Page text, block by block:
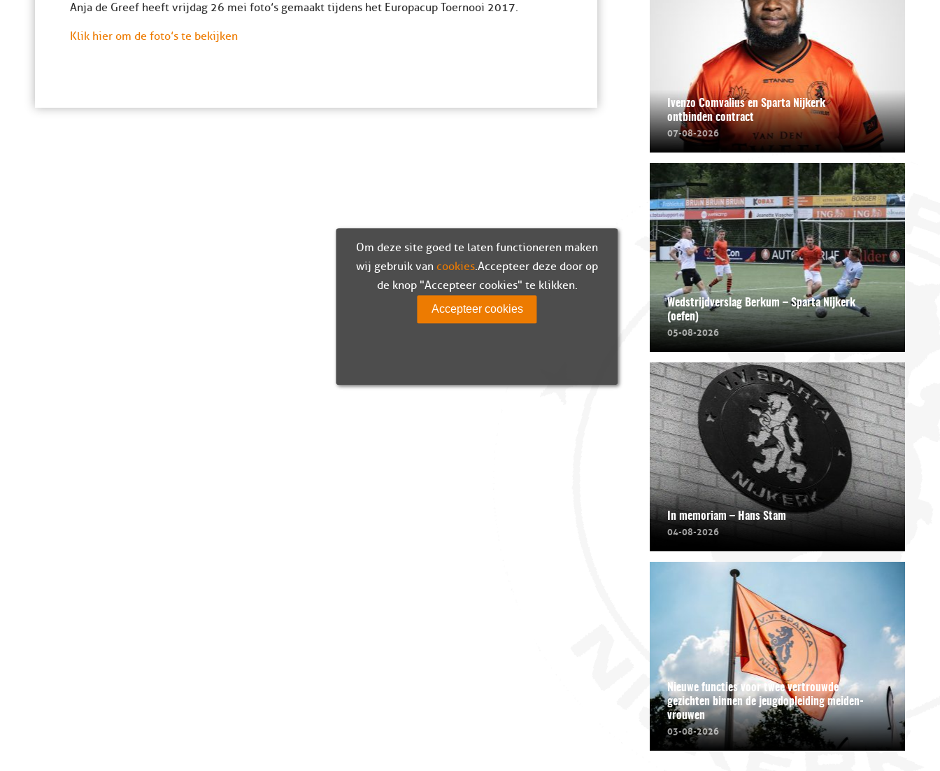
Anja de Greef heeft vrijdag 26 mei foto’s gemaakt tijdens het Europacup Toernooi 2017.
Klik hier om de foto’s te bekijken
Ivenzo Comvalius en Sparta Nijkerk
ontbinden contract
07-08-2026
Wedstrijdverslag Berkum – Sparta Nijkerk
(oefen)
05-08-2026
In memoriam – Hans Stam
04-08-2026
Nieuwe functies voor twee vertrouwde
gezichten binnen de jeugdopleiding meiden-
vrouwen
03-08-2026
Om deze site goed te laten functioneren maken
wij gebruik van cookies. Accepteer deze door op
de knop "Accepteer cookies" te klikken.
Accepteer cookies